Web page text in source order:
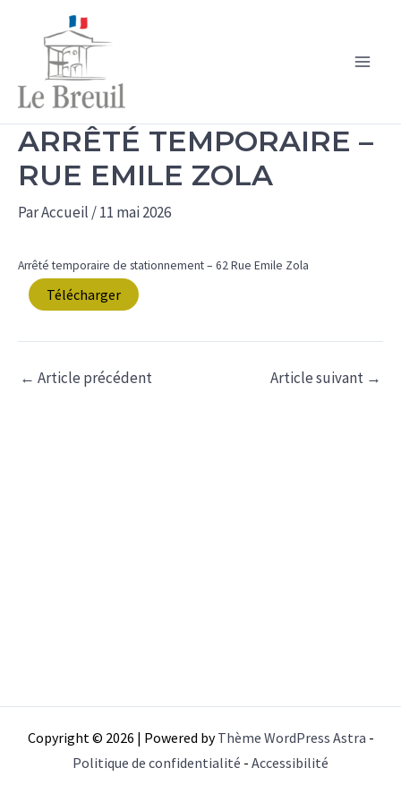
contenu
ARRÊTÉ TEMPORAIRE –
RUE EMILE ZOLA
ParAccueil /11 mai 2026
Arrêté temporaire de stationnement – 62 Rue Emile Zola
Télécharger
← Article précédent Article suivant →
Copyright © 2026 | Powered byThème WordPress Astra -
Politique de confidentialité - Accessibilité